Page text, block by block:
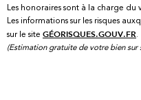
Les honoraires sont à la charge du
Les informations sur les risques
sur le site GÉORISQUES.GOUV.FR.
(Estimation gratuite de votre bien sur